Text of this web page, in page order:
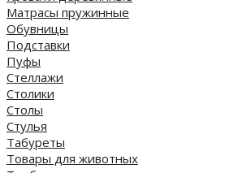
Матрасы пружинные
Обувницы
Подставки
Пуфы
Стеллажи
Столики
Столы
Стулья
Табуреты
Товары для животных